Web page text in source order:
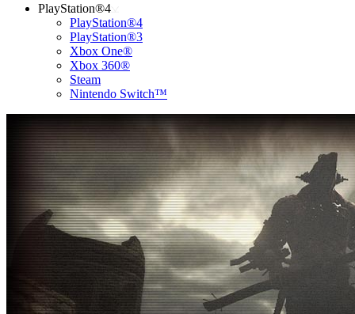
PlayStation®4
PlayStation®4
PlayStation®3
Xbox One®
Xbox 360®
Steam
Nintendo Switch™